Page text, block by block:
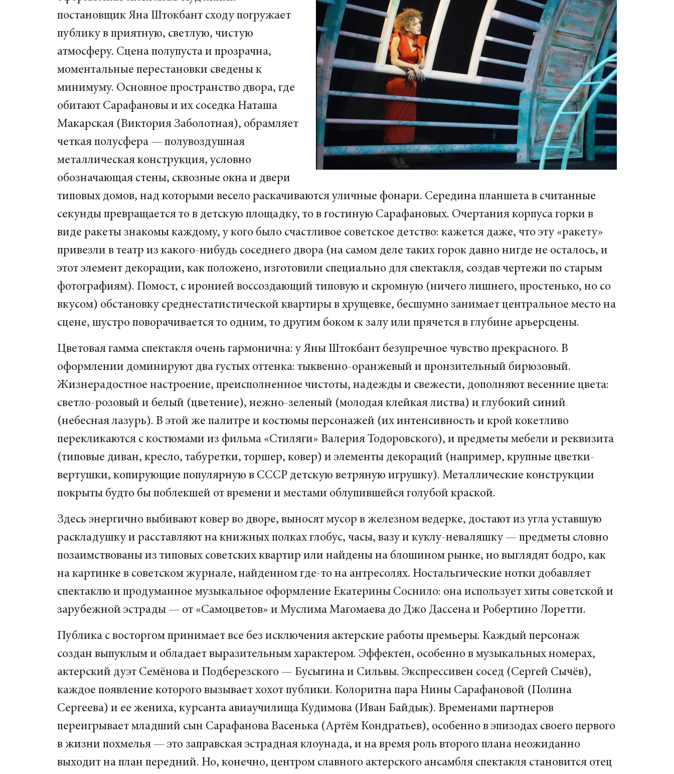
постановщик Яна Штокбант сходу погружает
публику в приятную, светлую, чистую
атмосферу. Сцена полупуста и прозрачна,
моментальные перестановки сведены к
минимуму. Основное пространство двора, где
обитают Сарафановы и их соседка Наташа
Макарская (Виктория Заболотная), обрамляет
четкая полусфера — полувоздушная
металлическая конструкция, условно
обозначающая стены, сквозные окна и двери
типовых домов, над которыми весело раскачиваются уличные фонари. Середина планшета в считанные
секунды превращается то в детскую площадку, то в гостиную Сарафановых. Очертания корпуса горки в
виде ракеты знакомы каждому, у кого было счастливое советское детство: кажется даже, что эту «ракету»
привезли в театр из какого-нибудь соседнего двора (на самом деле таких горок давно нигде не осталось, и
этот элемент декорации, как положено, изготовили специально для спектакля, создав чертежи по старым
фотографиям). Помост, с иронией воссоздающий типовую и скромную (ничего лишнего, простенько, но со
вкусом) обстановку среднестатистической квартиры в хрущевке, бесшумно занимает центральное место на
сцене, шустро поворачивается то одним, то другим боком к залу или прячется в глубине арьерсцены.
Цветовая гамма спектакля очень гармонична: у Яны Штокбант безупречное чувство прекрасного. В
оформлении доминируют два густых оттенка: тыквенно-оранжевый и пронзительный бирюзовый.
Жизнерадостное настроение, преисполненное чистоты, надежды и свежести, дополняют весенние цвета:
светло-розовый и белый (цветение), нежно-зеленый (молодая клейкая листва) и глубокий синий
(небесная лазурь). В этой же палитре и костюмы персонажей (их интенсивность и крой кокетливо
перекликаются с костюмами из фильма «Стиляги» Валерия Тодоровского), и предметы мебели и реквизита
(типовые диван, кресло, табуретки, торшер, ковер) и элементы декораций (например, крупные цветки-
вертушки, копирующие популярную в СССР детскую ветряную игрушку). Металлические конструкции
покрыты будто бы поблекшей от времени и местами облупившейся голубой краской.
Здесь энергично выбивают ковер во дворе, выносят мусор в железном ведерке, достают из угла уставшую
раскладушку и расставляют на книжных полках глобус, часы, вазу и куклу-неваляшку — предметы словно
позаимствованы из типовых советских квартир или найдены на блошином рынке, но выглядят бодро, как
на картинке в советском журнале, найденном где-то на антресолях. Ностальгические нотки добавляет
спектаклю и продуманное музыкальное оформление Екатерины Соснило: она использует хиты советской и
зарубежной эстрады — от «Самоцветов» и Муслима Магомаева до Джо Дассена и Робертино Лоретти.
Публика с восторгом принимает все без исключения актерские работы премьеры. Каждый персонаж
создан выпуклым и обладает выразительным характером. Эффектен, особенно в музыкальных номерах,
актерский дуэт Семёнова и Подберезского — Бусыгина и Сильвы. Экспрессивен сосед (Сергей Сычёв),
каждое появление которого вызывает хохот публики. Колоритна пара Нины Сарафановой (Полина
Сергеева) и ее жениха, курсанта авиаучилища Кудимова (Иван Байдык). Временами партнеров
переигрывает младший сын Сарафанова Васенька (Артём Кондратьев), особенно в эпизодах своего первого
в жизни похмелья — это заправская эстрадная клоунада, и на время роль второго плана неожиданно
выходит на план передний. Но, конечно, центром славного актерского ансамбля спектакля становится отец